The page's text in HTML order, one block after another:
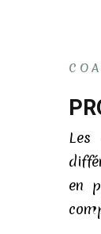
Les
en